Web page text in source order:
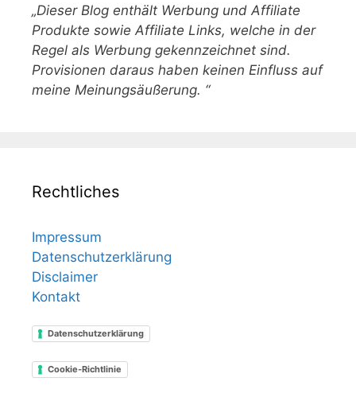
„Dieser Blog enthält Werbung und Affiliate
Produkte sowie Affiliate Links, welche in der
Regel als Werbung gekennzeichnet sind.
Provisionen daraus haben keinen Einfluss auf
meine Meinungsäußerung. “
Rechtliches
Impressum
Datenschutzerklärung
Disclaimer
Kontakt
Datenschutzerklärung
Cookie-Richtlinie